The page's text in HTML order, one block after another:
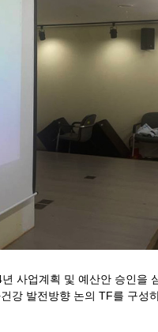
사업계획 및 예산안 승인을
강 발전방향 논의 TF를 구성